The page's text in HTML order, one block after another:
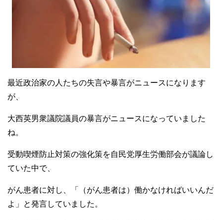
最近政治家の人たちの失言や暴言がニュースになります
が、
大西英男衆議院議員の暴言がニュースになっていました
ね。
受動喫煙防止対策の強化策を自民党厚生労働部会が議論し
ていた中で、
がん患者に対し、「（がん患者は）働かなければいいんだ
よ」と発言していました。